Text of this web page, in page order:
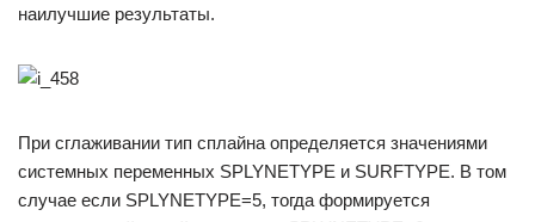
наилучшие результаты.
При сглаживании тип сплайна определяется значениями
системных переменных SPLYNETYPE и SURFTYPE. В том
случае если SPLYNETYPE=5, тогда формируется